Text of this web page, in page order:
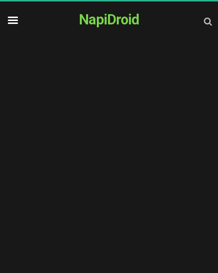
NapiDroid